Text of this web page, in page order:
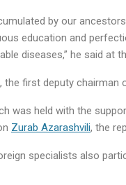
by our
education and
diseases,” he said at
the first deputy
was held with the
Zurab Azarashvili, the
specialists also